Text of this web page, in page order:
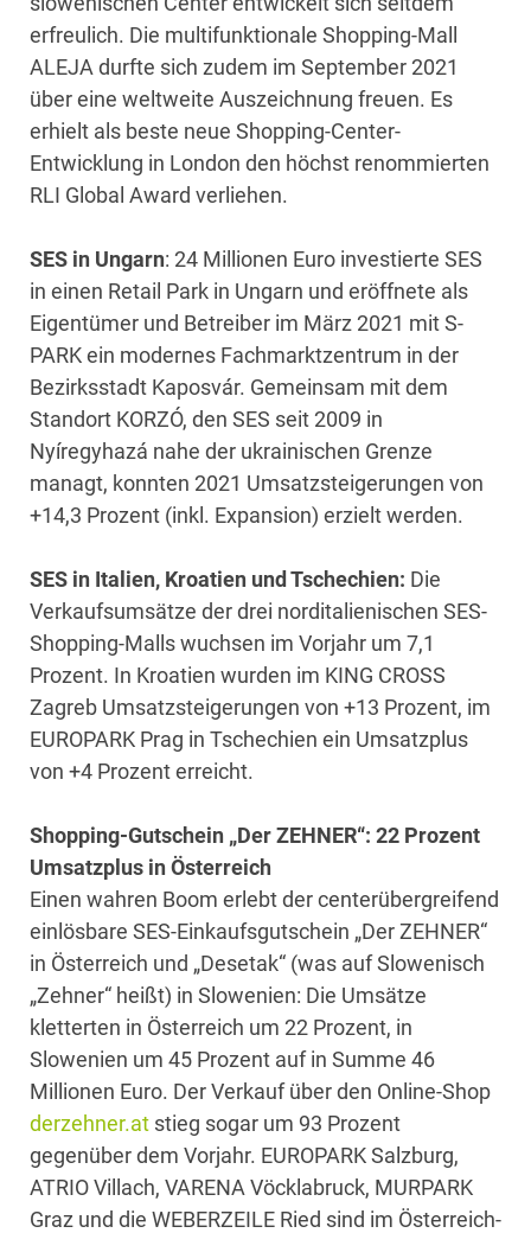
erfreulich. Die multifunktionale Shopping-Mall
ALEJA durfte sich zudem im September 2021
über eine weltweite Auszeichnung freuen. Es
erhielt als beste neue Shopping-Center-
Entwicklung in London den höchst renommierten
RLI Global Award verliehen.
SES in Ungarn: 24 Millionen Euro investierte SES
in einen Retail Park in Ungarn und eröffnete als
Eigentümer und Betreiber im März 2021 mit S-
PARK ein modernes Fachmarktzentrum in der
Bezirksstadt Kaposvár. Gemeinsam mit dem
Standort KORZÓ, den SES seit 2009 in
Nyíregyhazá nahe der ukrainischen Grenze
managt, konnten 2021 Umsatzsteigerungen von
+14,3 Prozent (inkl. Expansion) erzielt werden.
SES in Italien, Kroatien und Tschechien: Die
Verkaufsumsätze der drei norditalienischen SES-
Shopping-Malls wuchsen im Vorjahr um 7,1
Prozent. In Kroatien wurden im KING CROSS
Zagreb Umsatzsteigerungen von +13 Prozent, im
EUROPARK Prag in Tschechien ein Umsatzplus
von +4 Prozent erreicht.
Shopping-Gutschein „Der ZEHNER“: 22 Prozent
Umsatzplus in Österreich
Einen wahren Boom erlebt der centerübergreifend
einlösbare SES-Einkaufsgutschein „Der ZEHNER“
in Österreich und „Desetak“ (was auf Slowenisch
„Zehner“ heißt) in Slowenien: Die Umsätze
kletterten in Österreich um 22 Prozent, in
Slowenien um 45 Prozent auf in Summe 46
Millionen Euro. Der Verkauf über den Online-Shop
derzehner.at stieg sogar um 93 Prozent
gegenüber dem Vorjahr. EUROPARK Salzburg,
ATRIO Villach, VARENA Vöcklabruck, MURPARK
Graz und die WEBERZEILE Ried sind im Österreich-